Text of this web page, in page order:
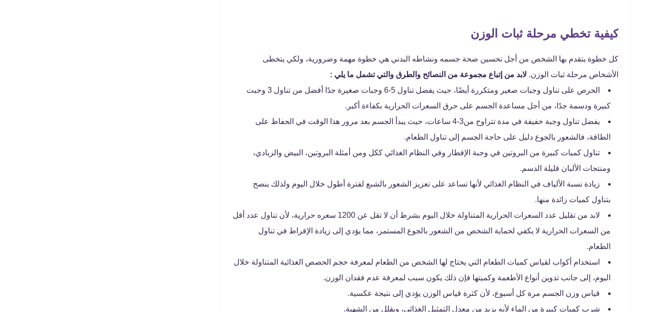
كيفية تخطي مرحلة ثبات الوزن
كل خطوة يتقدم بها الشخص من أجل تحسين صحة جسمه ونشاطه البدني هي خطوة مهمة وضرورية، ولكي يتخطى
الأشخاص مرحلة ثبات الوزن. لابد من إتباع مجموعة من النصائح والطرق والتي تشمل ما يلي :
الحرص على تناول وجبات صغير ومتكررة أيضًا، حيث يفضل تناول 5-6 وجبات صغيرة جدًا أفضل من تناول 3 وجبت
كبيرة ودسمة جدًا، من أجل مساعدة الجسم على حرق السعرات الحرارية بكفاءة أكبر.
يفضل تناول وجبة خفيفة في مدة تتراوح من3-4 ساعات، حيث يبدأ الجسم بعد مرور هذا الوقت في الحفاظ على
الطاقة، فالشعور بالجوع دليل على حاجة الجسم إلى تناول الطعام.
تناول كميات كبيرة من البروتين في وجبة الإفطار وفي النظام الغذائي ككل ومن أمثلة البروتين، البيض والزبادي،
ومنتجات الألبان قليلة الدسم.
زيادة نسبة الألياف في النظام الغذائي لأنها تساعد على تعزيز الشعور بالشبع لفترة أطول خلال اليوم ولذلك ينصح
بتناول كميات زائدة منها.
لابد من تقليل عدد السعرات الحرارية المتناولة خلال اليوم بشرط أن لا تقل عن 1200 سعره حرارية، لأن تناول عدد أقل
من السعرات الحرارية لا يكفي لحماية الشخص من الشعور بالجوع المستمر، مما يؤدي إلى زيادة الإفراط في تناول
الطعام.
استخدام أكواب لقياس كميات الطعام التي يحتاج لها الشخص من الطعام لمعرفة حجم الحصص الغذائية المتناولة خلال
اليوم، إلى جانب تدوين أنواع الأطعمة وكميتها فإن ذلك يكون سبب لمعرفة عدم فقدان الوزن.
قياس وزن الجسم مرة كل أسبوع، لأن كثرة قياس الوزن يؤدي إلى نتيجة عكسية.
شرب كميات كبيرة من الماء لأنه يزيد من معدل التمثيل الغذائي، ويقلل من الشهية.